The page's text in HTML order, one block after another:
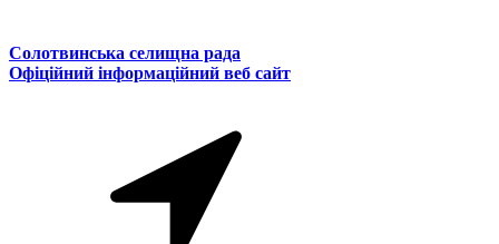
Солотвинська селищна рада
Офіційний інформаційний веб сайт